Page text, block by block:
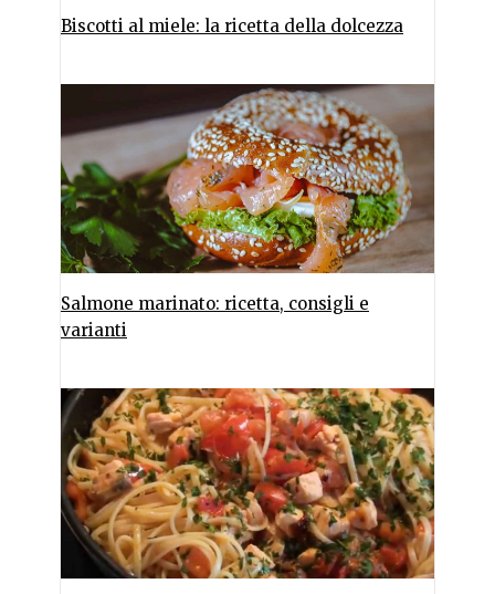
Biscotti al miele: la ricetta della dolcezza
Salmone marinato: ricetta, consigli e
varianti